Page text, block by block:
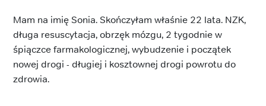
Mam na imię Sonia. Skończyłam właśnie 22 lata. NZK,
długa resuscytacja, obrzęk mózgu, 2 tygodnie w
śpiączce farmakologicznej, wybudzenie i początek
nowej drogi - długiej i kosztownej drogi powrotu do
zdrowia.